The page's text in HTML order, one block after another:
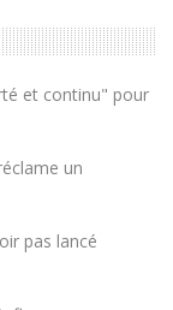
et continu" pour
un
pas lancé